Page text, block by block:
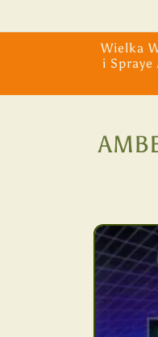
Wielka
i
Skip to